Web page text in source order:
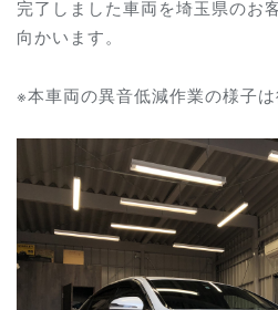
完了しました車両を埼玉県のお
向かいます。
※本車両の異音低減作業の様子